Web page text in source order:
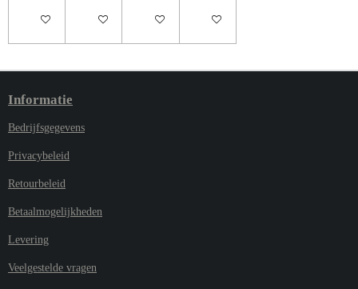
IN WINKELWAGENIN WINKELWAGENIN WINKELWAGENIN WINKELWAGEN
Informatie
Bedrijfsgegevens
Privacybeleid
Retourbeleid
Betaalmogelijkheden
Levering
Veelgestelde vragen